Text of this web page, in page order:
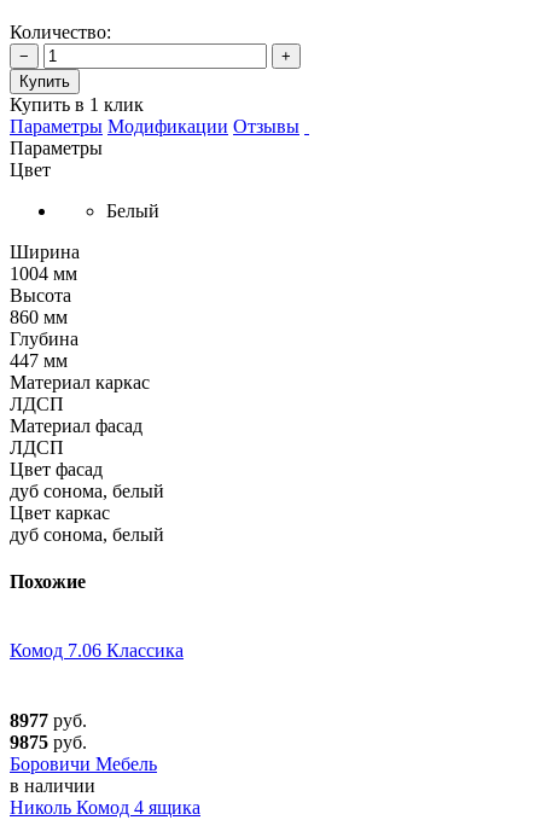
Количество:
−
+
Купить
Купить в 1 клик
Параметры Модификации Отзывы
Параметры
Цвет
Белый
Ширина
1004 мм
Высота
860 мм
Глубина
447 мм
Материал каркас
ЛДСП
Материал фасад
ЛДСП
Цвет фасад
дуб сонома, белый
Цвет каркас
дуб сонома, белый
Похожие
Комод 7.06 Классика
8977 руб.
9875 руб.
Боровичи Мебель
в наличии
Николь Комод 4 ящика